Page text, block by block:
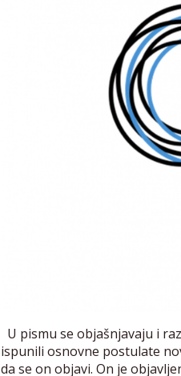
U pismu se objašnjavaju i
ispunili osnovne postulate
da se on objavi. On je